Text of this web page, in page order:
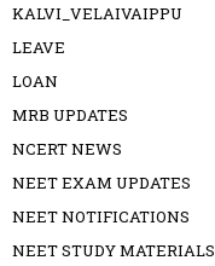
KALVI_VELAIVAIPPU
LEAVE
LOAN
MRB UPDATES
NCERT NEWS
NEET EXAM UPDATES
NEET NOTIFICATIONS
NEET STUDY MATERIALS